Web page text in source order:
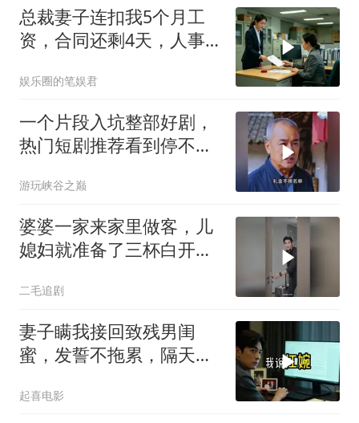
总裁妻子连扣我5个月工
资，合同还剩4天，人事
娱乐圈的笔娱君
一个片段入坑整部好剧，
热门短剧推荐看到停不下
游玩峡谷之巅
婆婆一家来家里做客，儿
媳妇就准备了三杯白开
二毛追剧
妻子瞒我接回致残男闺
蜜，发誓不拖累，隔天我
起喜电影